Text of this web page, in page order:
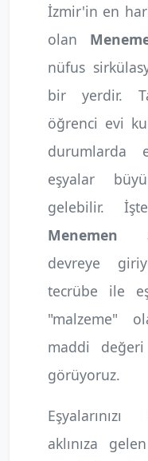
İzmir'in en
olan
nüfus
bir yerdir.
öğrenci evi
durumlarda
eşyalar
gelebilir.
Menemen
devreye
tecrübe ile
"malzeme"
maddi
görüyoruz.
aklınıza